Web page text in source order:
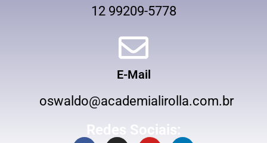
12 99209-5778
E-Mail
oswaldo@academialirolla.com.br
Redes Sociais: